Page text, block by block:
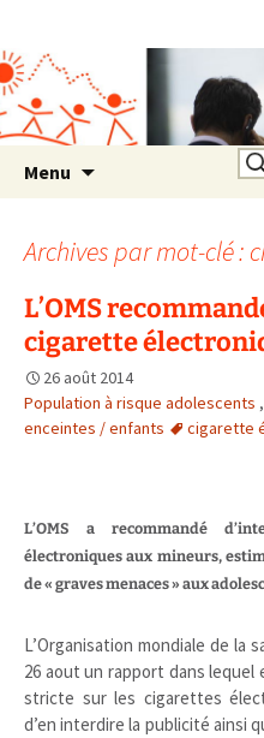
Rhône Alpes
Un environnement sain pour
la santé de tous
Menu
Archives par mot-clé :
L’OMS
cigarette
26 août 2014
Population à risque adolescents ,
enceintes / enfants
cigarette
L’OMS a recommandé
électroniques aux mineurs,
de « graves menaces » aux
L’Organisation mondiale de la
26 aout un rapport dans
stricte sur les cigarettes
d’en interdire la publicité ainsi